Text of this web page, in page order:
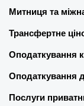
Митниця та
Трансфертне
Оподаткування
Оподаткування
Послуги